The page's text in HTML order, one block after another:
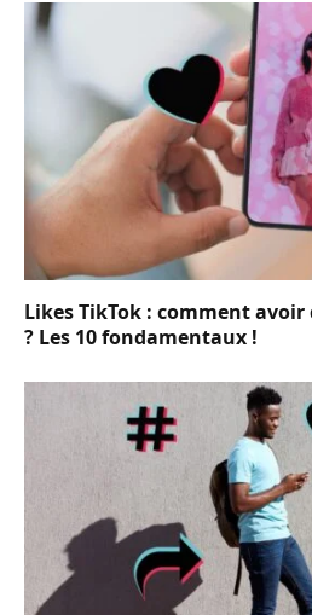
Likes TikTok : comment avoir
? Les 10 fondamentaux !